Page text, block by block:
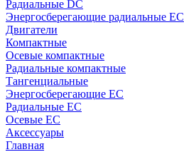
Радиальные DC
Энергосберегающие радиальные EC
Двигатели
Компактные
Осевые компактные
Радиальные компактные
Тангенциальные
Энергосберегающие EC
Радиальные EC
Осевые EC
Аксессуары
Главная